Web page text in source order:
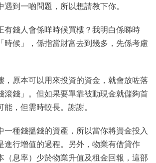
遇到一啲問題，所以想請教下你。
有錢人會係咩時候買樓？我明白係睇時
時候」，係指當財富去到幾多，先係考慮
，原本可以用來投資的資金，就會放咗落
滾錢」。但如果要單靠被動現金就儲夠首
，但需時較長。謝謝。
一種錢搵錢的資產，所以當你將資金投入
進行增值的過程。另外，物業有借貸作
（息率）少於物業升值及租金回報，這部